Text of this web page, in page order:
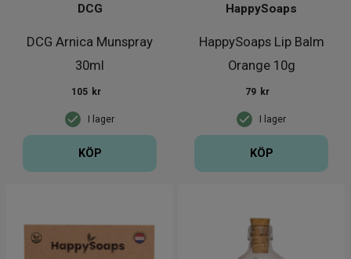
DCG Arnica Munspray
30ml
DCG
I lager
105 kr
KÖP
HappySoaps Lip Balm
Orange 10g
HappySoaps
I lager
79 kr
KÖP